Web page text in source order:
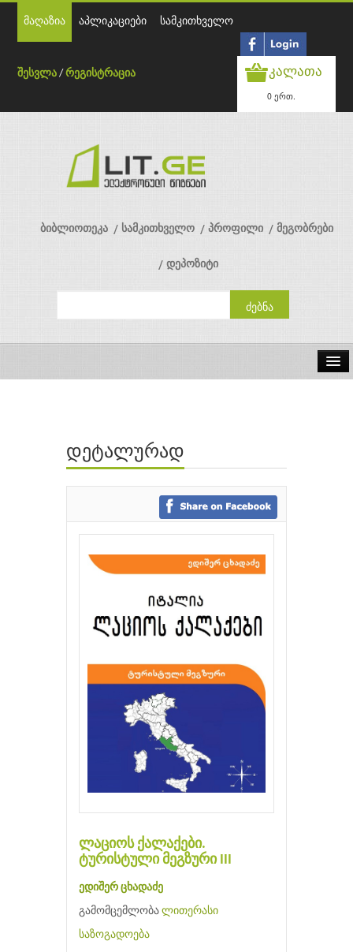
მაღაზია აპლიკაციები სამკითხველო
შესვლა /რეგისტრაცია კალათა
0 ერთ.
ბიბლიოთეკა სამკითხველო პროფილი მეგობრები
დეპოზიტი
ავტორები
გამომცემლობები
დეტალურად
ლაციოს ქალაქები.
ტურისტული მეგზური III
ედიშერ ცხადაძე
გამომცემლობა ლითერასი
საზოგადოება